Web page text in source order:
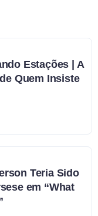
Estações | A
Quem Insiste
Teria Sido
em “What